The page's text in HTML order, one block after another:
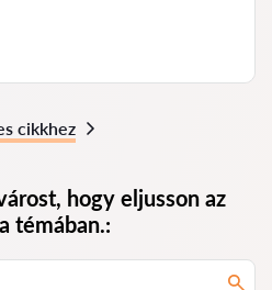
cikkhez
hogy eljusson az
témában.: